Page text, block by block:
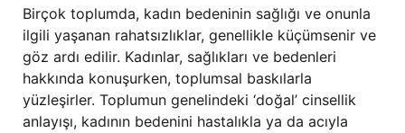
Birçok toplumda, kadın bedeninin sağlığı ve onunla
ilgili yaşanan rahatsızlıklar, genellikle küçümsenir ve
göz ardı edilir. Kadınlar, sağlıkları ve bedenleri
hakkında konuşurken, toplumsal baskılarla
yüzleşirler. Toplumun genelindeki ‘doğal’ cinsellik
anlayışı, kadının bedenini hastalıkla ya da acıyla